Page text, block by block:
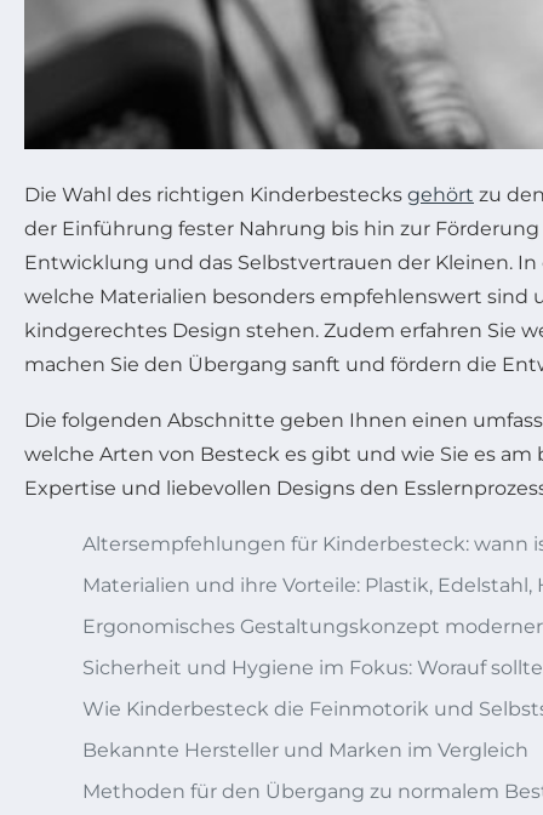
Die Wahl des richtigen Kinderbestecks gehört zu
der Einführung fester Nahrung bis hin zur
Entwicklung und das Selbstvertrauen der Kleinen.
welche Materialien besonders empfehlenswert sind
kindgerechtes Design stehen. Zudem erfahren Sie
machen Sie den Übergang sanft und fördern die
Die folgenden Abschnitte geben Ihnen einen
welche Arten von Besteck es gibt und wie Sie es
Expertise und liebevollen Designs den
Altersempfehlungen für Kinderbesteck: wann
Materialien und ihre Vorteile: Plastik,
Ergonomisches Gestaltungskonzept
Sicherheit und Hygiene im Fokus: Worauf
Wie Kinderbesteck die Feinmotorik und
Bekannte Hersteller und Marken im Vergleich
Methoden für den Übergang zu normalem